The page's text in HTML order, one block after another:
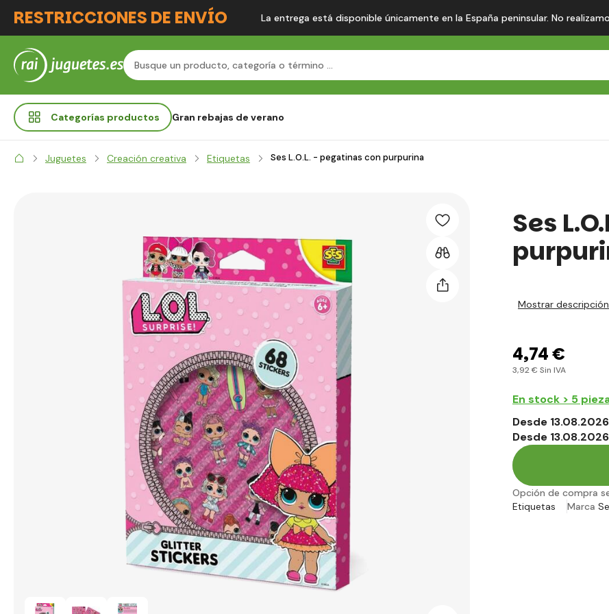
RESTRICCIONES DE ENVÍO La entrega está disponible únicamente en la España peninsular. No
Categorías productos Gran rebajas de verano
Juguetes Creación creativa Etiquetas Ses L.O.L. - pegatinas con purpurina
Ses
Mostrar
4,74 €
3,92 € Sin IVA
En stock > 5
Desde
Desde
Opción de compra
Etiquetas
Marca